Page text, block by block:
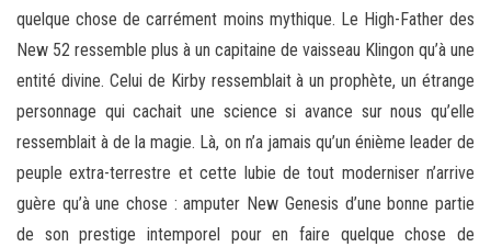
quelque chose de carrément moins mythique. Le High-Father des
New 52 ressemble plus à un capitaine de vaisseau Klingon qu’à une
entité divine. Celui de Kirby ressemblait à un prophète, un étrange
personnage qui cachait une science si avance sur nous qu’elle
ressemblait à de la magie. Là, on n’a jamais qu’un énième leader de
peuple extra-terrestre et cette lubie de tout moderniser n’arrive
guère qu’à une chose : amputer New Genesis d’une bonne partie
de son prestige intemporel pour en faire quelque chose de